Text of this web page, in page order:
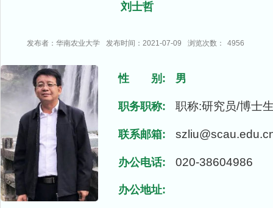
刘士哲
发布者：华南农业大学 发布时间：2021-07-09 浏览次数： 4956
性 别: 男
职务职称: 职称:研究员/博士
联系邮箱:
办公电话: 020-38604986
办公地址: